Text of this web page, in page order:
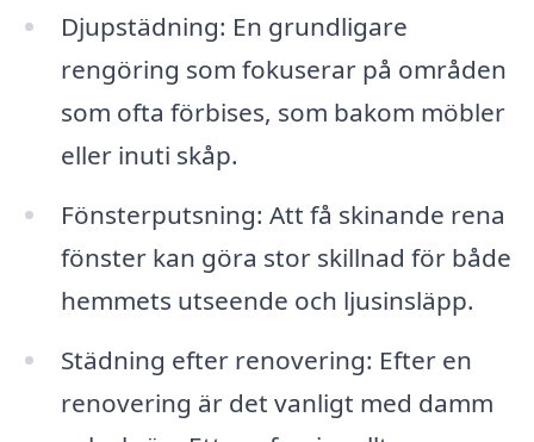
Djupstädning: En grundligare
rengöring som fokuserar på områden
som ofta förbises, som bakom möbler
eller inuti skåp.
Fönsterputsning: Att få skinande rena
fönster kan göra stor skillnad för både
hemmets utseende och ljusinsläpp.
Städning efter renovering: Efter en
renovering är det vanligt med damm